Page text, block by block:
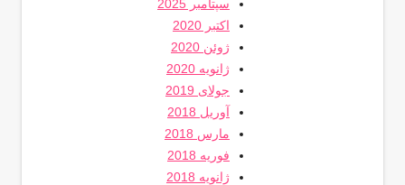
سپتامبر 2025
اکتبر 2020
ژوئن 2020
ژانویه 2020
جولای 2019
آوریل 2018
مارس 2018
فوریه 2018
ژانویه 2018